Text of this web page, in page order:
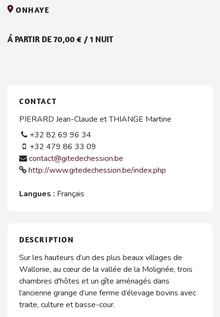
ONHAYE
Á PARTIR DE70,00€ /1 NUIT
CONTACT
PIERARD Jean-Claude et THIANGE Martine
+32 82 69 96 34
+32 479 86 33 09
contact@gitedechession.be
http://www.gitedechession.be/index.php
Langues : Français
DESCRIPTION
Sur les hauteurs d’un des plus beaux villages de
Wallonie, au cœur de la vallée de la Molignée, trois
chambres d'hôtes et un gîte aménagés dans
l’ancienne grange d’une ferme d’élevage bovins avec
traite, culture et basse-cour.